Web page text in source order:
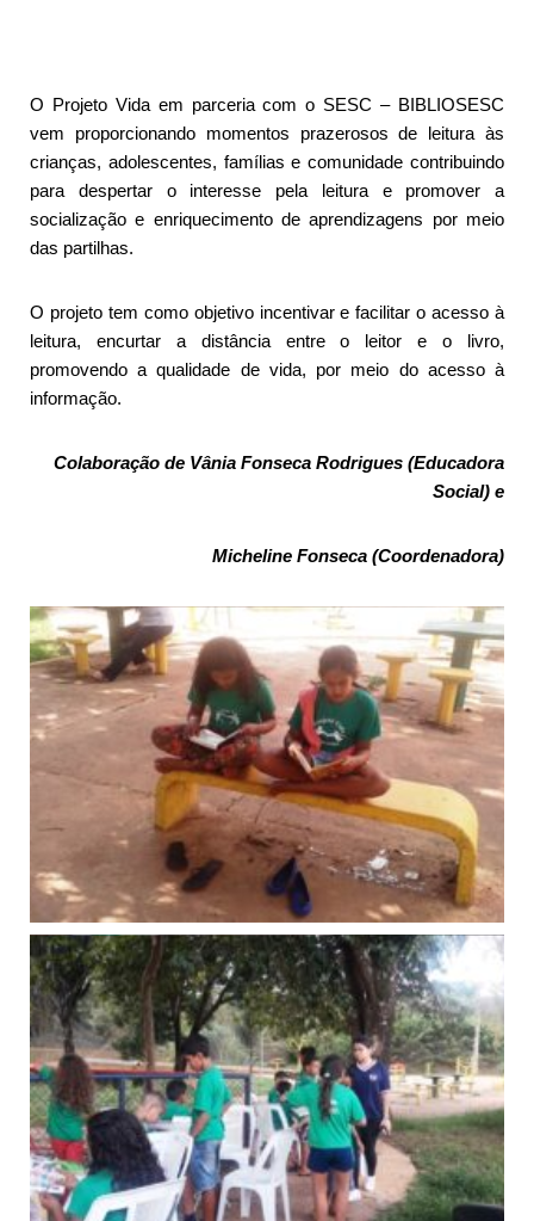
O Projeto Vida em parceria com o SESC – BIBLIOSESC
vem proporcionando momentos prazerosos de leitura às
crianças, adolescentes, famílias e comunidade contribuindo
para despertar o interesse pela leitura e promover a
socialização e enriquecimento de aprendizagens por meio
das partilhas.
O projeto tem como objetivo incentivar e facilitar o acesso à
leitura, encurtar a distância entre o leitor e o livro,
promovendo a qualidade de vida, por meio do acesso à
informação.
Colaboração de Vânia Fonseca Rodrigues (Educadora
Social) e
Micheline Fonseca (Coordenadora)